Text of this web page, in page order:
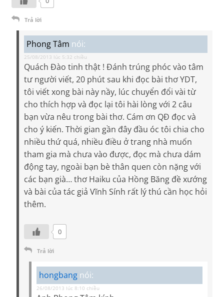
Trả lời
Phong Tâm nói:
25/08/2013 lúc 5:32 chiều
Quách Đào tinh thật ! Đánh trúng phóc vào tâm
tư người viết, 20 phút sau khi đọc bài thơ YDT,
tôi viết xong bài này nầy, lúc chuyển đổi vài từ
cho thích hợp và đọc lại tôi hài lòng với 2 câu
bạn vừa nêu trong bài thơ. Cám ơn QĐ đọc và
cho ý kiến. Thời gian gần đây đầu óc tôi chia cho
nhiều thứ quá, nhiều điều ở trang nhà muốn
tham gia mà chưa vào được, đọc mà chưa dám
động tay, ngoài bạn bè thân quen còn nặng với
các bạn già… thơ Haiku của Hồng Băng đề xướng
và bài của tác giả Vĩnh Sính rất lý thú cần học hỏi
thêm.
0
Trả lời
hongbang nói:
26/08/2013 lúc 8:10 chiều